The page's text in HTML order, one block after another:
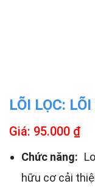
LÕI LỌC:
Giá: 95.000 ₫
Chức năng:
hữu cơ cải